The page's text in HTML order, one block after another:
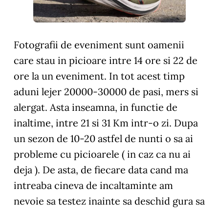
Fotografii de eveniment sunt oamenii
care stau in picioare intre 14 ore si 22 de
ore la un eveniment. In tot acest timp
aduni lejer 20000-30000 de pasi, mers si
alergat. Asta inseamna, in functie de
inaltime, intre 21 si 31 Km intr-o zi. Dupa
un sezon de 10-20 astfel de nunti o sa ai
probleme cu picioarele ( in caz ca nu ai
deja ). De asta, de fiecare data cand ma
intreaba cineva de incaltaminte am
nevoie sa testez inainte sa deschid gura sa